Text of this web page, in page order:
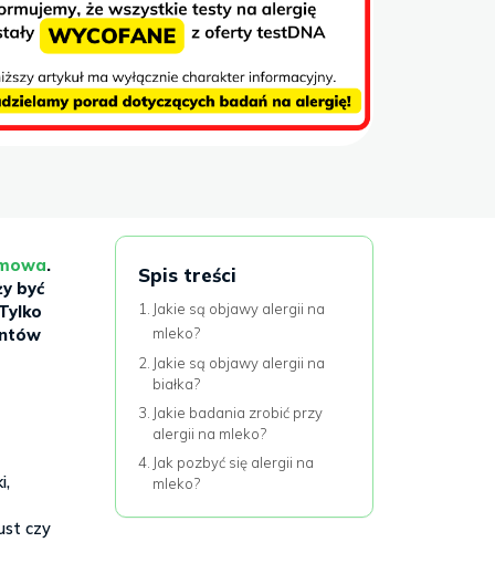
.
być
czy
Spis treści
Jakie są objawy alergii na
mleko?
Jakie są objawy alergii na
białka?
Jakie badania zrobić przy
alergii na mleko?
Jak pozbyć się alergii na
mleko?